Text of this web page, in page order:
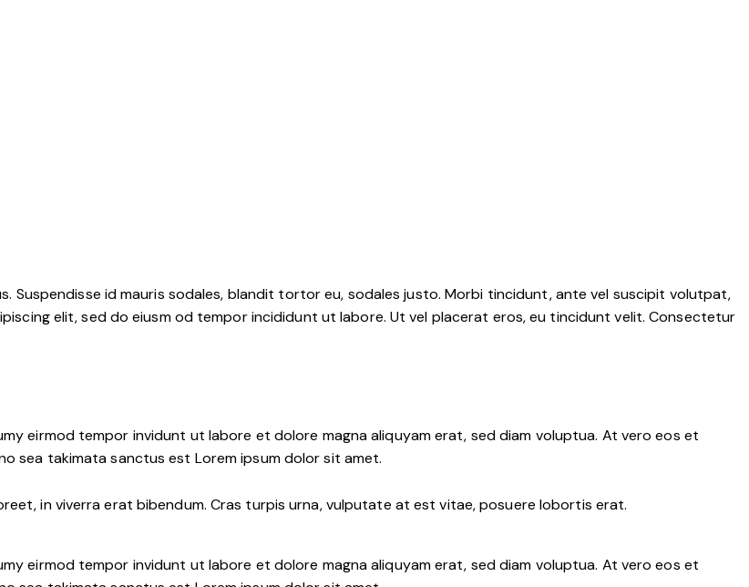
Suspendisse id mauris sodales, blandit tortor eu, sodales justo. Morbi tincidunt, ante vel suscipit volutpat,
elit, sed do eiusm od tempor incididunt ut labore. Ut vel placerat eros, eu tincidunt velit. Consectetur
eirmod tempor invidunt ut labore et dolore magna aliquyam erat, sed diam voluptua. At vero eos et
sea takimata sanctus est Lorem ipsum dolor sit amet.
in viverra erat bibendum. Cras turpis urna, vulputate at est vitae, posuere lobortis erat.
eirmod tempor invidunt ut labore et dolore magna aliquyam erat, sed diam voluptua. At vero eos et